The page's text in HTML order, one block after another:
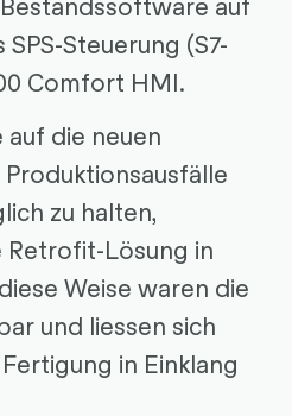
Steuerung (S7-
Comfort HMI.
die neuen
zu halten,
Retrofit-Lösung in
Weise waren die
und liessen sich
in Einklang